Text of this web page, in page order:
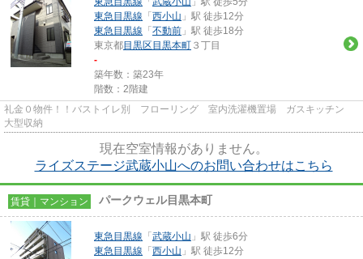
東急目黒線 「 西小山 」駅 徒歩12分
東急目黒線 「 不動前 」駅 徒歩18分
東京都目黒区 目黒本町 ３丁目
-
築年数：築23年
階数：2階建
礼金０物件！！バストイレ別 フローリング 室内洗濯機置場 ガスキッチン
大型収納
現在空室情報がありません。
ライズステージ武蔵小山へのお問い合わせはこちら
賃貸｜マンション パークウェル目黒本町
東急目黒線 「 武蔵小山 」駅 徒歩6分
東急目黒線 「 西小山 」駅 徒歩12分